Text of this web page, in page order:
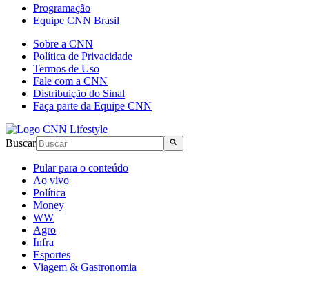
Programação
Equipe CNN Brasil
Sobre a CNN
Política de Privacidade
Termos de Uso
Fale com a CNN
Distribuição do Sinal
Faça parte da Equipe CNN
Buscar
Pular para o conteúdo
Ao vivo
Política
Money
WW
Agro
Infra
Esportes
Viagem & Gastronomia